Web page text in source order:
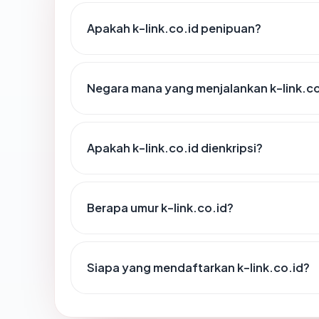
Apakah k-link.co.id penipuan?
Negara mana yang menjalankan k-
Apakah k-link.co.id dienkripsi?
Berapa umur k-link.co.id?
Siapa yang mendaftarkan k-link.co.id?